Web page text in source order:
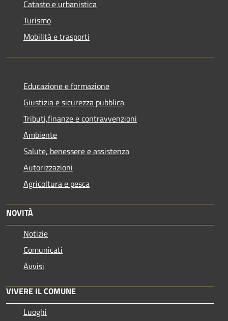
Catasto e urbanistica
Turismo
Mobilità e trasporti
Educazione e formazione
Giustizia e sicurezza pubblica
Tributi,finanze e contravvenzioni
Ambiente
Salute, benessere e assistenza
Autorizzazioni
Agricoltura e pesca
NOVITÀ
Notizie
Comunicati
Avvisi
VIVERE IL COMUNE
Luoghi